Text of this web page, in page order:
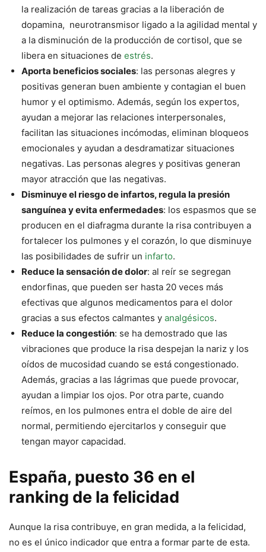
la realización de tareas gracias a la liberación de
dopamina, neurotransmisor ligado a la agilidad mental y
a la disminución de la producción de cortisol, que se
libera en situaciones de estrés.
Aporta beneficios sociales: las personas alegres y
positivas generan buen ambiente y contagian el buen
humor y el optimismo. Además, según los expertos,
ayudan a mejorar las relaciones interpersonales,
facilitan las situaciones incómodas, eliminan bloqueos
emocionales y ayudan a desdramatizar situaciones
negativas. Las personas alegres y positivas generan
mayor atracción que las negativas.
Disminuye el riesgo de infartos, regula la presión
sanguínea y evita enfermedades: los espasmos que se
producen en el diafragma durante la risa contribuyen a
fortalecer los pulmones y el corazón, lo que disminuye
las posibilidades de sufrir un infarto.
Reduce la sensación de dolor: al reír se segregan
endorfinas, que pueden ser hasta 20 veces más
efectivas que algunos medicamentos para el dolor
gracias a sus efectos calmantes y analgésicos.
Reduce la congestión: se ha demostrado que las
vibraciones que produce la risa despejan la nariz y los
oídos de mucosidad cuando se está congestionado.
Además, gracias a las lágrimas que puede provocar,
ayudan a limpiar los ojos. Por otra parte, cuando
reímos, en los pulmones entra el doble de aire del
normal, permitiendo ejercitarlos y conseguir que
tengan mayor capacidad.
España, puesto 36 en el
ranking de la felicidad
Aunque la risa contribuye, en gran medida, a la felicidad,
no es el único indicador que entra a formar parte de esta.